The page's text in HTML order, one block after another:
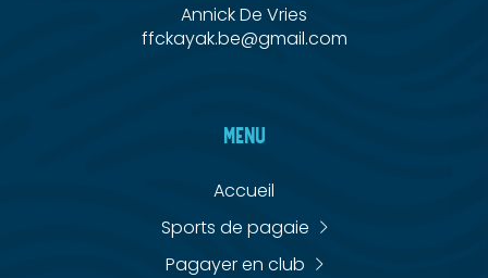
Annick De Vries
ffckayak.be@gmail.com
MENU
Accueil
Sports de pagaie
Pagayer en club